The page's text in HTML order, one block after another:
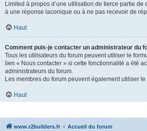
Limited à propos d’une utilisation de tierce partie de
à une réponse laconique ou à ne pas recevoir de
Haut
Comment puis-je contacter un administrateur du
Tous les utilisateurs du forum peuvent utiliser le
lien « Nous contacter » si cette fonctionnalité a été
administrateurs du forum.
Les membres du forum peuvent également utiliser le
Haut
www.r2builders.fr Accueil du forum